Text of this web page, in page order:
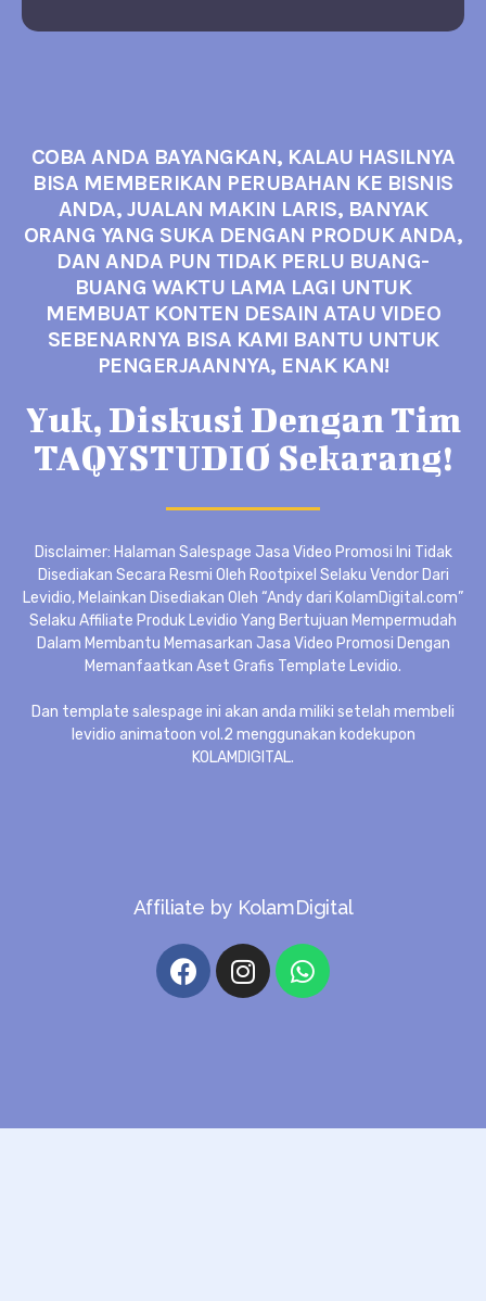
COBA ANDA BAYANGKAN, KALAU HASILNYA
BISA MEMBERIKAN PERUBAHAN KE BISNIS
ANDA, JUALAN MAKIN LARIS, BANYAK
ORANG YANG SUKA DENGAN PRODUK ANDA,
DAN ANDA PUN TIDAK PERLU BUANG-
BUANG WAKTU LAMA LAGI UNTUK
MEMBUAT KONTEN DESAIN ATAU VIDEO
SEBENARNYA BISA KAMI BANTU UNTUK
PENGERJAANNYA, ENAK KAN!
Yuk, Diskusi Dengan Tim
TAQYSTUDIO Sekarang!
Disclaimer: Halaman Salespage Jasa Video Promosi Ini Tidak
Disediakan Secara Resmi Oleh Rootpixel Selaku Vendor Dari
Levidio, Melainkan Disediakan Oleh “Andy dari KolamDigital.com”
Selaku Affiliate Produk Levidio Yang Bertujuan Mempermudah
Dalam Membantu Memasarkan Jasa Video Promosi Dengan
Memanfaatkan Aset Grafis Template Levidio.
Dan template salespage ini akan anda miliki setelah membeli
levidio animatoon vol.2 menggunakan kodekupon
KOLAMDIGITAL.
Affiliate by KolamDigital